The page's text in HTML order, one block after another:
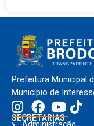
Prefeitura Municipal
Município de
SECRETARIAS